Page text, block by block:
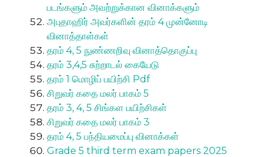
படங்களும் அவற்றுக்கான வினாக்களும்
அபுதாஹிர் அவர்களின் தரம் 4 முன்னோடி
வினாத்தாள்கள்
தரம் 4, 5 நுண்ணறிவு வினாத்தொகுப்பு
தரம் 3,4,5 சுற்றாடல் கையேடு
தரம் 1 மொழிப் பயிற்சி Pdf
சிறுவர் கதை மலர் பாகம் 5
தரம் 3, 4, 5 சிங்கள பயிற்சிகள்
சிறுவர் கதை மலர் பாகம் 3
தரம் 4, 5 பந்தியமைப்பு வினாக்கள்
Grade 5 third term exam papers 2025